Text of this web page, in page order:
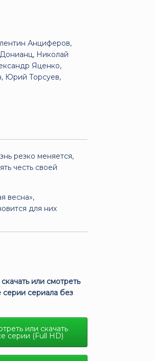
Анциферов,
Николай
Яценко,
Юрий Торсуев,
резко меняется,
честь своей
весна»,
для них
или смотреть
серии сериала без
или скачать
серии (Full HD)